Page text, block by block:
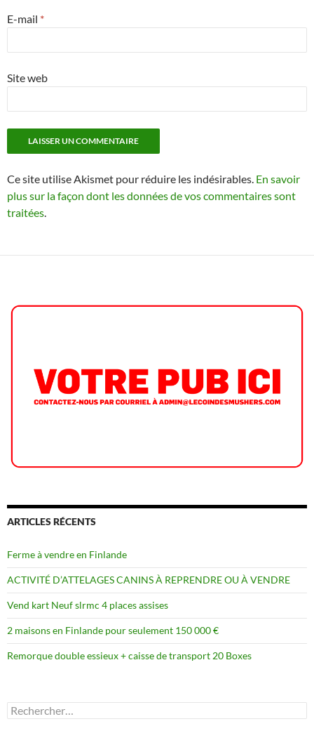
E-mail *
Site web
Ce site utilise Akismet pour réduire les indésirables. En savoir
plus sur la façon dont les données de vos commentaires sont
traitées.
ARTICLES RÉCENTS
Ferme à vendre en Finlande
ACTIVITÉ D’ATTELAGES CANINS À REPRENDRE OU À VENDRE
Vend kart Neuf slrmc 4 places assises
2 maisons en Finlande pour seulement 150 000 €
Remorque double essieux + caisse de transport 20 Boxes
Rechercher :